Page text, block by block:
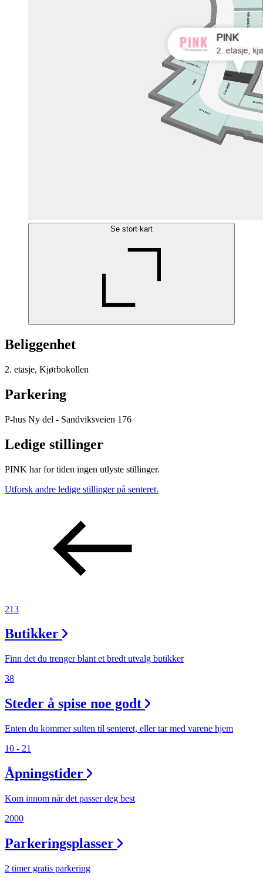
Se stort kart
Beliggenhet
2. etasje, Kjørbokollen
Parkering
P-hus Ny del - Sandviksveien 176
Ledige stillinger
PINK har for tiden ingen utlyste stillinger.
Utforsk andre ledige stillinger på senteret.
213
Butikker
Finn det du trenger blant et bredt utvalg butikker
38
Steder å spise noe godt
Enten du kommer sulten til senteret, eller tar med varene hjem
10 - 21
Åpningstider
Kom innom når det passer deg best
2000
Parkeringsplasser
2 timer gratis parkering